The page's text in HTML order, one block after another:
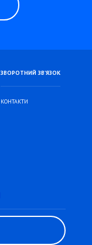
ЗВОРОТНИЙ ЗВ’ЯЗОК
КОНТАКТИ